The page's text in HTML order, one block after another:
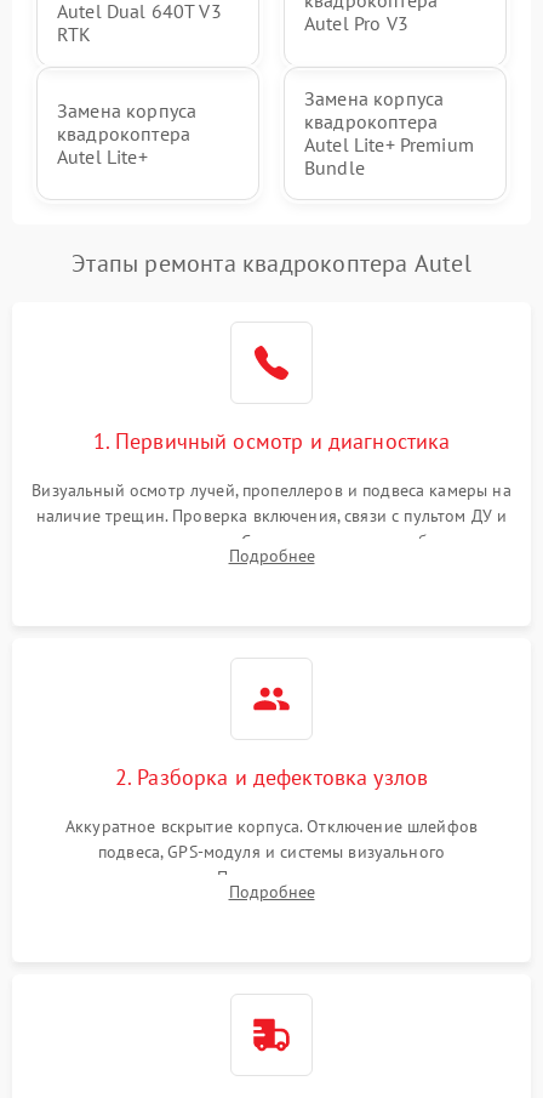
Autel Dual 640T V3
RTK
Autel Pro V3
Замена корпуса
квадрокоптера
Autel Lite+
Замена корпуса
квадрокоптера
Autel Lite+ Premium
Bundle
Этапы ремонта квадрокоптера Autel
1. Первичный осмотр и диагностика
Визуальный осмотр лучей, пропеллеров и подвеса камеры на
наличие трещин. Проверка включения, связи с пультом ДУ и
передачи видеосигнала. Считывание логов ошибок через
полетное ПО для определения характера неисправности.
Подробнее
2. Разборка и дефектовка узлов
Аккуратное вскрытие корпуса. Отключение шлейфов
подвеса, GPS-модуля и системы визуального
позиционирования. Проверка полетного контроллера,
регуляторов оборотов (ESC) и бесколлекторных моторов на
Подробнее